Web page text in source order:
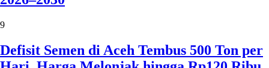
9
Defisit Semen di Aceh Tembus 500 Ton per